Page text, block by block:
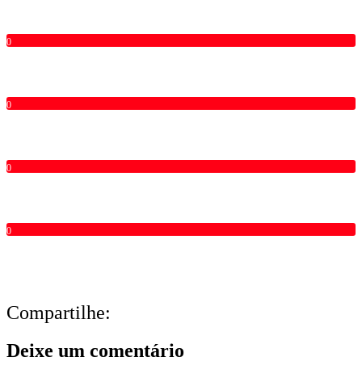
0
0
0
0
Compartilhe:
Deixe um comentário